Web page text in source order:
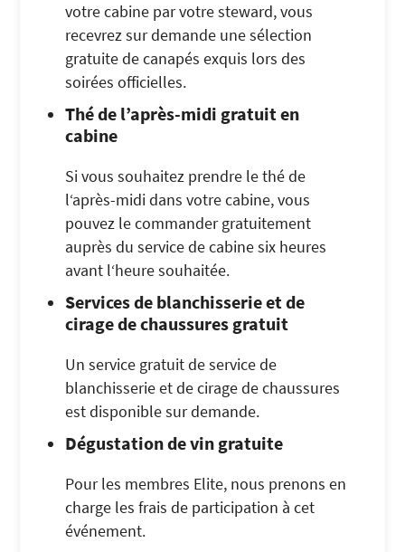
votre cabine par votre steward, vous
recevrez sur demande une sélection
gratuite de canapés exquis lors des
soirées officielles.
Thé de l’après-midi gratuit en
cabine
Si vous souhaitez prendre le thé de
l‘après-midi dans votre cabine, vous
pouvez le commander gratuitement
auprès du service de cabine six heures
avant l‘heure souhaitée.
Services de blanchisserie et de
cirage de chaussures gratuit
Un service gratuit de service de
blanchisserie et de cirage de chaussures
est disponible sur demande.
Dégustation de vin gratuite
Pour les membres Elite, nous prenons en
charge les frais de participation à cet
événement.